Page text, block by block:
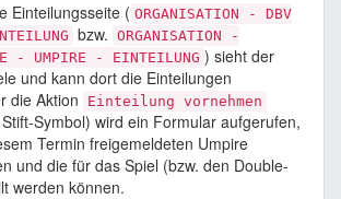
Einteilungsseite ( ORGANISATION - DBV
bzw. ORGANISATION -
- UMPIRE - EINTEILUNG ) sieht der
und kann dort die Einteilungen
die Aktion
Einteilung vornehmen
Symbol) wird ein Formular aufgerufen,
Termin freigemeldeten Umpire
und die für das Spiel (bzw. den Double-
werden können.